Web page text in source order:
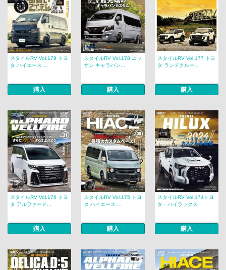
スタイルRV Vol.179 トヨ
タ ハイエース ...
購入
スタイルRV Vol.178 ニッ
サン キャラバン...
購入
スタイルRV Vol.177 トヨ
タ ランドクルー...
購入
スタイルRV Vol.176 トヨ
タ アルファード...
購入
スタイルRV Vol.175 トヨ
タ ハイエース ...
購入
スタイルRV Vol.174トヨ
タ・ハイラックス
購入